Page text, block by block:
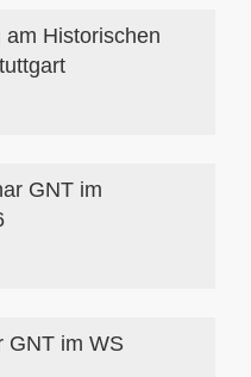
Historischen
GNT im
GNT im WS